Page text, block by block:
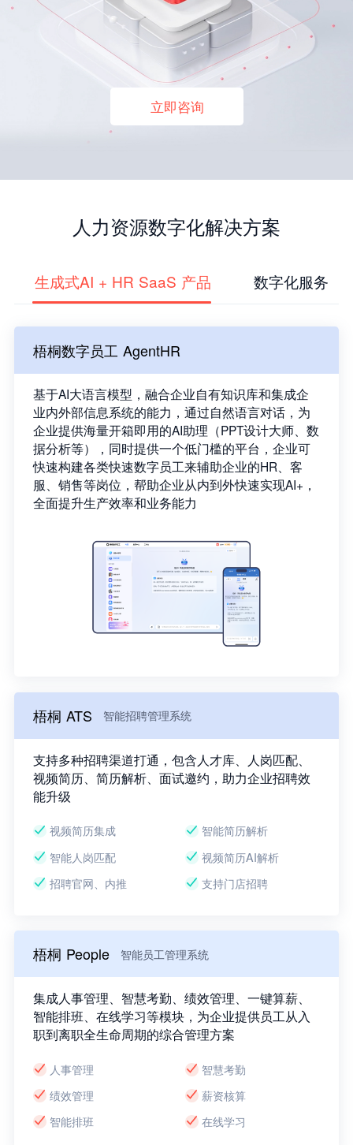
立即咨询
人力资源数字化解决方案
生成式AI + HR SaaS 产品 数字化服务
梧桐数字员工 AgentHR
基于AI大语言模型，融合企业自有知识库和集成企
业内外部信息系统的能力，通过自然语言对话，为
企业提供海量开箱即用的AI助理（PPT设计大师、数
据分析等），同时提供一个低门槛的平台，企业可
快速构建各类快速数字员工来辅助企业的HR、客
服、销售等岗位，帮助企业从内到外快速实现AI+，
全面提升生产效率和业务能力
梧桐 ATS 智能招聘管理系统
支持多种招聘渠道打通，包含人才库、人岗匹配、
视频简历、简历解析、面试邀约，助力企业招聘效
能升级
视频简历集成
智能简历解析
智能人岗匹配
视频简历AI解析
招聘官网、内推
支持门店招聘
梧桐 People 智能员工管理系统
集成人事管理、智慧考勤、绩效管理、一键算薪、
智能排班、在线学习等模块，为企业提供员工从入
职到离职全生命周期的综合管理方案
人事管理
智慧考勤
绩效管理
薪资核算
智能排班
在线学习